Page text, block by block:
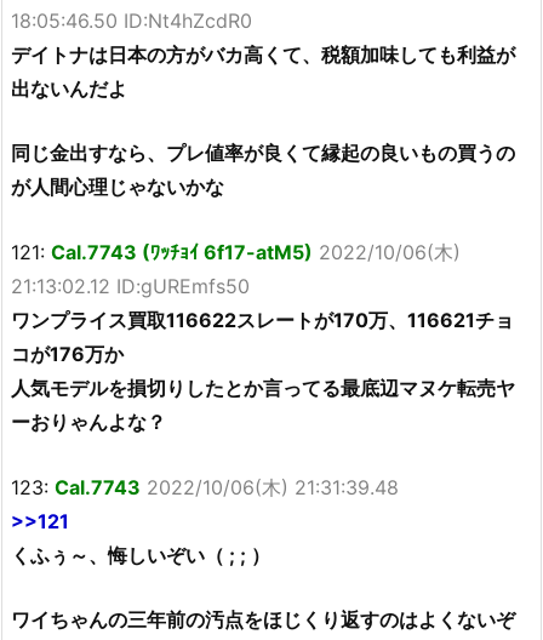
18:05:46.50 ID:Nt4hZcdR0
デイトナは日本の方がバカ高くて、税額加味しても利益が
出ないんだよ
同じ金出すなら、プレ値率が良くて縁起の良いもの買うの
が人間心理じゃないかな
121: Cal.7743 (ﾜｯﾁｮｲ 6f17-atM5) 2022/10/06(木)
21:13:02.12 ID:gUREmfs50
ワンプライス買取116622スレートが170万、116621チョ
コが176万か
人気モデルを損切りしたとか言ってる最底辺マヌケ転売ヤ
ーおりゃんよな？
123: Cal.7743 2022/10/06(木) 21:31:39.48
>>121
くふぅ～、悔しいぞい（ ; ; ）
ワイちゃんの三年前の汚点をほじくり返すのはよくないぞ